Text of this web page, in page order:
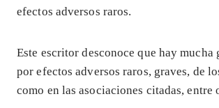
efectos adversos raros.
Este escritor desconoce que hay mucha
por efectos adversos raros, graves, de
como en las asociaciones citadas, entre